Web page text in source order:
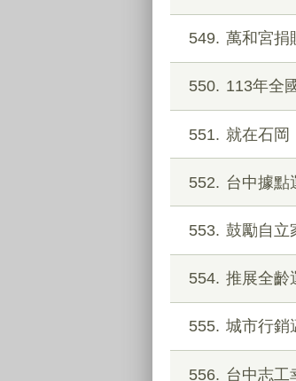
549 萬和宮捐
550 113年全
551 就在石岡
552 台中據點
553 鼓勵自立
554 推展全齡
555 城市行銷
556 台中志